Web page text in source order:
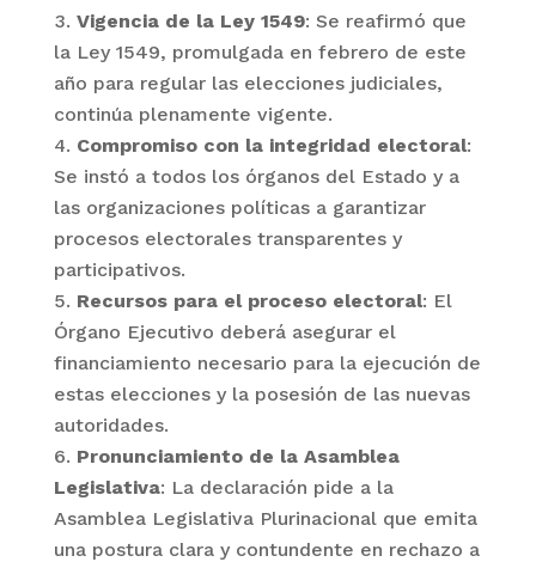
Vigencia de la Ley 1549: Se reafirmó que
la Ley 1549, promulgada en febrero de este
año para regular las elecciones judiciales,
continúa plenamente vigente.
Compromiso con la integridad electoral:
Se instó a todos los órganos del Estado y a
las organizaciones políticas a garantizar
procesos electorales transparentes y
participativos.
Recursos para el proceso electoral: El
Órgano Ejecutivo deberá asegurar el
financiamiento necesario para la ejecución de
estas elecciones y la posesión de las nuevas
autoridades.
Pronunciamiento de la Asamblea
Legislativa: La declaración pide a la
Asamblea Legislativa Plurinacional que emita
una postura clara y contundente en rechazo a